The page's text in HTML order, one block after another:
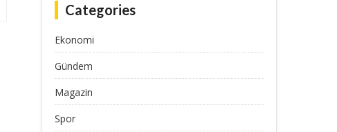
Categories
Ekonomi
Gündem
Magazin
Spor